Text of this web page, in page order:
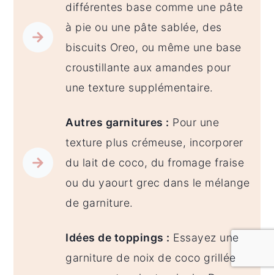
différentes base comme une pâte
à pie ou une pâte sablée, des
biscuits Oreo, ou même une base
croustillante aux amandes pour
une texture supplémentaire.
Autres garnitures : Pour une
texture plus crémeuse, incorporer
du lait de coco, du fromage fraise
ou du yaourt grec dans le mélange
de garniture.
Idées de toppings : Essayez une
garniture de noix de coco grillée